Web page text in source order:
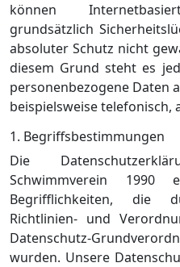
können
grundsätzlich
absoluter Schutz nicht
diesem Grund steht es
personenbezogene Daten
beispielsweise telefonisch,
1. Begriffsbestimmungen
Die
Schwimmverein
Begrifflichkeiten, die
Richtlinien- und
Datenschutz-
wurden. Unsere